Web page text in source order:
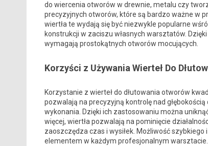
do wiercenia otworów w drewnie, metalu czy
precyzyjnych otworów, które są bardzo ważne w
wiertła te wydają się być niezwykle popularne
konstrukcji w zaciszu własnych warsztatów.
wymagają prostokątnych otworów mocujących.
Korzyści z Używania Wierteł Do
Korzystanie z wierteł do dłutowania otworów
pozwalają na precyzyjną kontrolę nad
wykonania. Dzięki ich zastosowaniu można
więcej, wiertła pozwalają na pominięcie
zaoszczędza czas i wysiłek. Możliwość
elementem w każdym profesjonalnym warsztacie.